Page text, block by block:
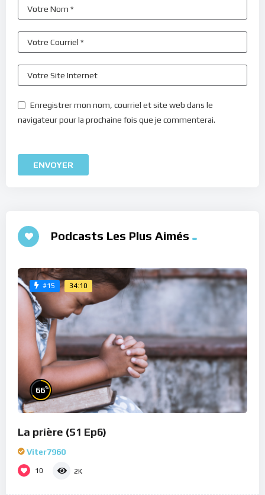
Enregistrer mon nom, courriel et site web dans le
navigateur pour la prochaine fois que je commenterai.
Podcasts Les Plus Aimés
#15 34:10
66%
La prière (S1 Ep6)
Viter7960
10 2K